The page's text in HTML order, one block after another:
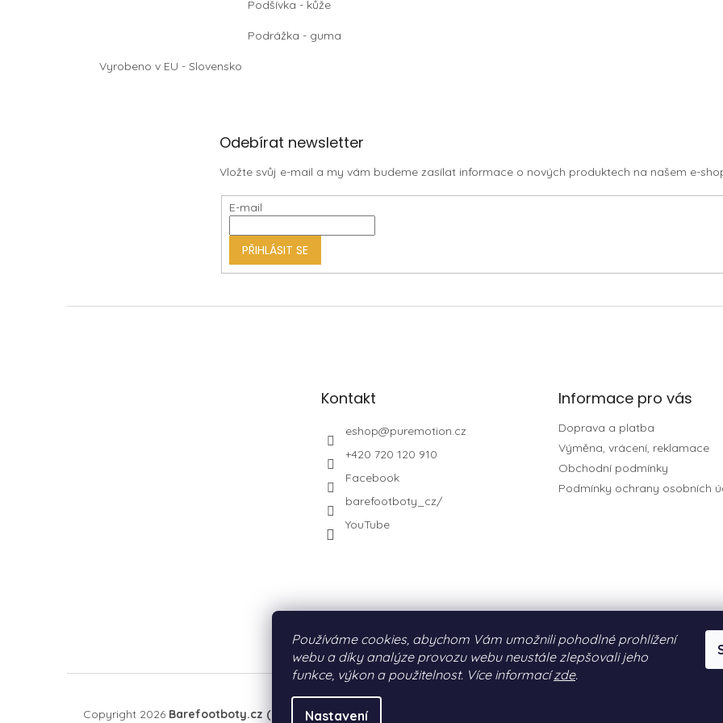
Používáme cookies, abychom Vám umožnili pohodlné prohlížení
webu a díky analýze provozu webu neustále zlepšovali jeho
funkce, výkon a použitelnost. Více informacízde.
Nastavení
Podšívka - kůže
Podrážka - guma
Vyrobeno v EU - Slovensko
Odebírat newsletter
Vložte svůj e-mail a my vám budeme zasílat informace o nových produktech na našem e-
E-mail
PŘIHLÁSIT SE
Kontakt
eshop@puremotion.cz
+420 720 120 910
Facebook
barefootboty_cz/
YouTube
Informace pro vás
Doprava a platba
Výměna, vrácení, reklamace
Obchodní podmínky
Podmínky ochrany osobních
Copyright 2026 Barefootboty.cz (by PURE MOTION®)